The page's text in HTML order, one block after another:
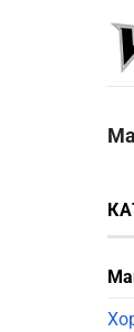
съдържанието